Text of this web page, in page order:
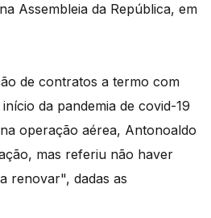
Assembleia da República, em
de contratos a termo com
da pandemia de covid-19
operação aérea, Antonoaldo
mas referiu não haver
renovar", dadas as